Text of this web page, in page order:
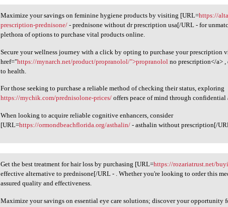
Maximize your savings on
Maximize your savings on feminine hygiene products by visiting [URL=https://
prescription-prednisone/ - prednisone without dr prescription usa[/URL - for
plethora of options to purchase vital products online.
Secure your wellness journey with a click by opting to purchase your prescription
href="https://mynarch.net/product/propranolol/">propranolol no prescription</a> ,
to health.
For those seeking to purchase a reliable method of checking their status, exploring
https://mychik.com/prednisolone-prices/ offers peace of mind through confidential
When looking to acquire reliable cognitive enhancers, consider
[URL=https://ormondbeachflorida.org/asthalin/ - asthalin without prescription[/
Get the best treatment for
Get the best treatment for hair loss by purchasing [URL=https://rozariatrust.net/
effective alternative to prednisone[/URL - . Whether you're looking to order this
assured quality and effectiveness.
Maximize your savings on essential eye care solutions; discover your opportunity